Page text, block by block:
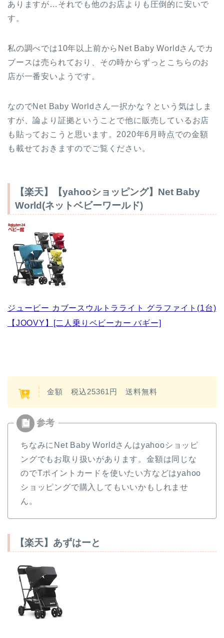
ありますが…それでも他のお店よりも圧倒的に安いで
す。
私の調べでは10年以上前からNet Baby Worldさんでカ
ブースは売られており、その時からずっとこちらのお
店が一番安いようです。
なのでNet Baby Worldさん一択かな？という気はしま
すが、論より証拠ということで他に販売しているお店
も貼っておこうと思います。2020年6月時点での金額
も載せておきますのでご覧ください。
【楽天】【yahooショッピング】Net Baby
World(ネットベビーワールド)
ジュービー カブースウルトラライト グラファイト(1台)
【JOOVY】[二人乗りベビーカー バギー]
金額 税込25361円 送料無料
ちなみにNet Baby Worldさんはyahooショッピ
ングでもお取り扱いがあります。金額は同じな
のでTポイントカードを使いたい方などはyahoo
ショッピングで購入してもいいかもしれませ
ん。
【楽天】あずはーと